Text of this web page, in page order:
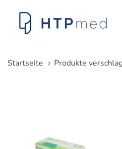
überspringen
springen
Startseite
Produkte